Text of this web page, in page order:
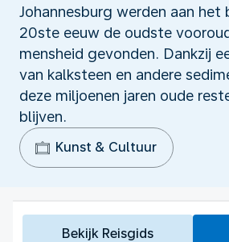
Johannesburg werden aan het
20ste eeuw de oudste
mensheid gevonden. Dankzij
van kalksteen en andere
deze miljoenen jaren oude
blijven.
Kunst & Cultuur
Bekijk Reisgids